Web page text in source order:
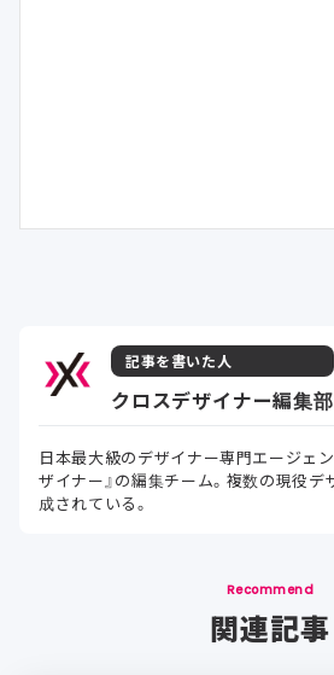
記事を書いた人
クロスデザイナー編集部
日本最大級のデザイナー専門エージェ
ザイナー』の編集チーム。複数の現役
成されている。
Recommend
関連記事